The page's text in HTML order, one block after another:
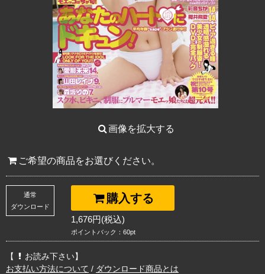
画像を拡大する
ご希望の商品をお選びください。
購入する
通常
ダウンロード
1,676円(税込)
ポイントバック：60pt
【
お読み下さい】
お支払い方法について / ダウンロード商品とは